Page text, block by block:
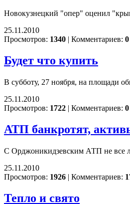
Новокузнецкий "опер" оценил
25.11.2010
Просмотров: 1340 | Комментариев: 0
Будет что купить
В субботу, 27 ноября, на площади
25.11.2010
Просмотров: 1722 | Комментариев: 0
АТП банкротят,
С Орджоникидзевским АТП не все
25.11.2010
Просмотров: 1926 | Комментариев:
Тепло и свято